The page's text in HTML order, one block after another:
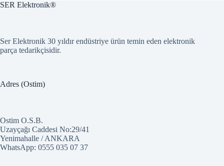
SER Elektronik®
Ser Elektronik 30 yıldır endüstriye ürün temin eden elektronik
parça tedarikçisidir.
Adres (Ostim)
Ostim O.S.B.
Uzayçağı Caddesi No:29/41
Yenimahalle / ANKARA
WhatsApp: 0555 035 07 37